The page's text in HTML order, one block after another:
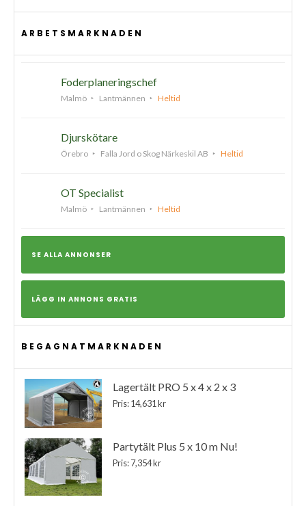
ARBETSMARKNADEN
Foderplaneringschef
Malmö Lantmännen Heltid
Djurskötare
Örebro Falla Jord o Skog Närkeskil AB Heltid
OT Specialist
Malmö Lantmännen Heltid
SE ALLA ANNONSER
LÄGG IN ANNONS GRATIS
BEGAGNATMARKNADEN
Lagertält PRO 5 x 4 x 2 x 3
Pris: 14,631 kr
Partytält Plus 5 x 10 m Nu!
Pris: 7,354 kr